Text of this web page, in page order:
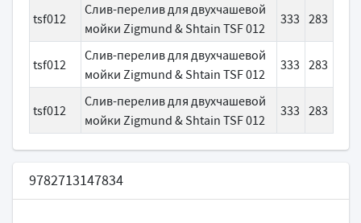
tsf012
Слив-перелив для двухчашевой
мойки Zigmund & Shtain TSF 012
333 283
tsf012
Слив-перелив для двухчашевой
мойки Zigmund & Shtain TSF 012
333 283
tsf012
Слив-перелив для двухчашевой
мойки Zigmund & Shtain TSF 012
333 283
9782713147834